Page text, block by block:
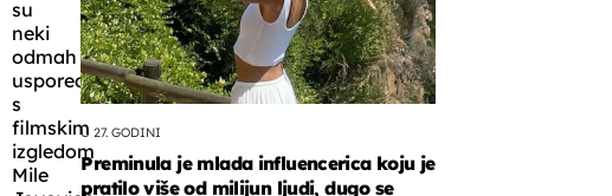
su
neki
odmah
usporedili
s
filmskim
izgledom
Mile
U 27. GODINI
Preminula je mlada influencerica koju je
pratilo više od milijun ljudi, dugo se